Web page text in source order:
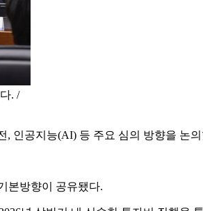
. /
, 인공지능(AI) 등 주요 심의 방향을 논
본방향이 공유됐다.